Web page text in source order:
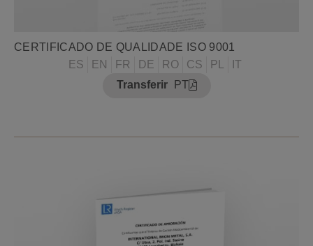
CERTIFICADO DE QUALIDADE ISO 9001
ES
EN FR DE RO CS PL
IT
Transferir
PT